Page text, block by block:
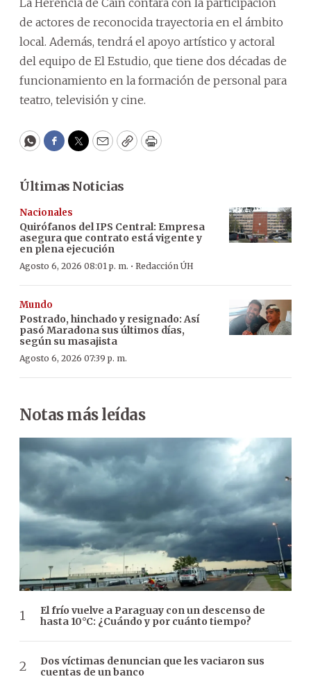
La Herencia de Caín contará con la participación
de actores de reconocida trayectoria en el ámbito
local. Además, tendrá el apoyo artístico y actoral
del equipo de El Estudio, que tiene dos décadas de
funcionamiento en la formación de personal para
teatro, televisión y cine.
WhatsApp
Facebook
Twitter
EmailCopyPrint
Últimas Noticias
Nacionales
Quirófanos del IPS Central: Empresa
asegura que contrato está vigente y
en plena ejecución
Agosto 6, 2026 08:01 p. m. · Redacción ÚH
Mundo
Postrado, hinchado y resignado: Así
pasó Maradona sus últimos días,
según su masajista
Agosto 6, 2026 07:39 p. m.
Notas más leídas
El frío vuelve a Paraguay con un descenso de
hasta 10°C: ¿Cuándo y por cuánto tiempo?
Dos víctimas denuncian que les vaciaron sus
cuentas de un banco